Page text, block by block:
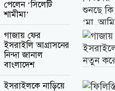
পেলেন ‘সিলেটি
শামীমা’
গাজায় ফের
ইসরাইলি আগ্রাসনের
নিন্দা জানাল
বাংলাদেশ
ইসরাইলকে নাড়িয়ে